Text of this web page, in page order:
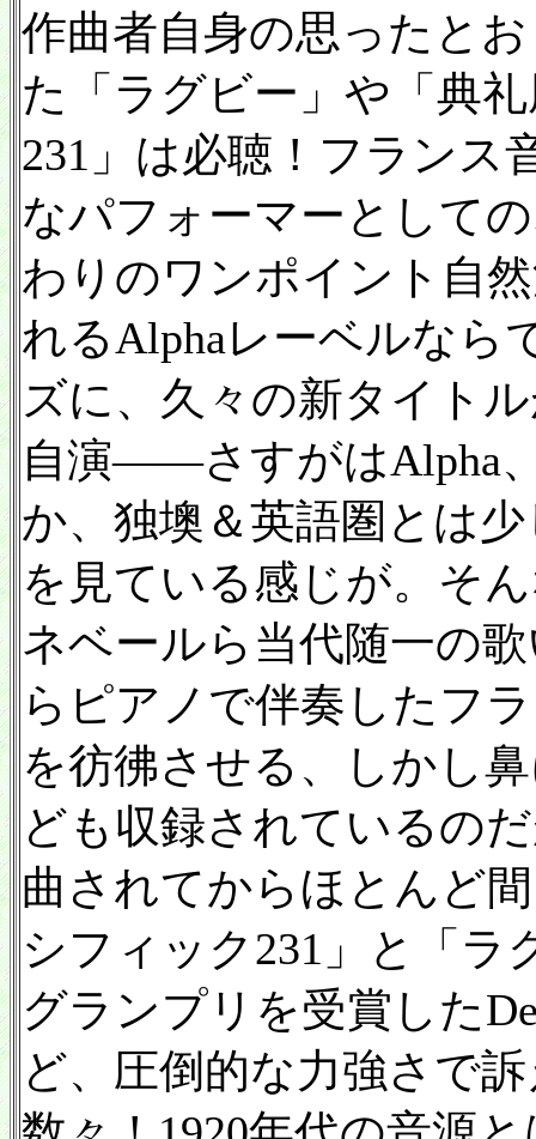
作曲者自身の思ったと
た「ラグビー」や「典
231」は必聴！フランス
なパフォーマーとして
わりのワンポイント自
れるAlphaレーベルなら
ズに、久々の新タイト
自演——さすがはAlpha
か、独墺＆英語圏とは
を見ている感じが。そ
ネベールら当代随一の
らピアノで伴奏したフ
を彷彿させる、しかし
ども収録されているの
曲されてからほとんど
シフィック231」と「ラ
グランプリを受賞した
ど、圧倒的な力強さで